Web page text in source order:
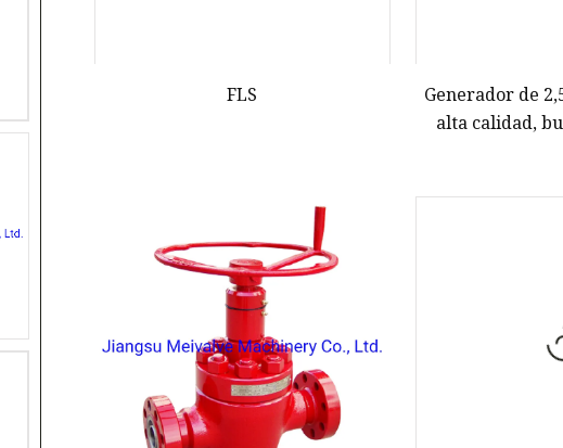
FLS
Generador de
alta calidad,